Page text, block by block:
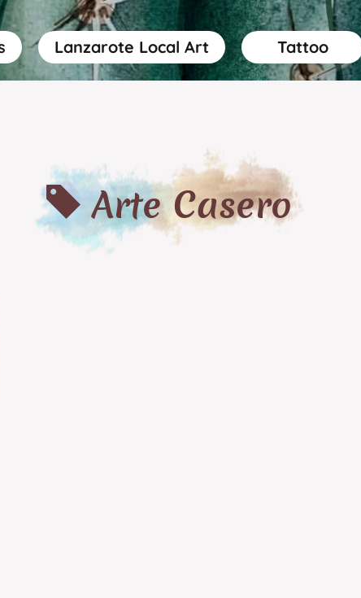
Lanzarote Local Art Tattoo
Arte Casero